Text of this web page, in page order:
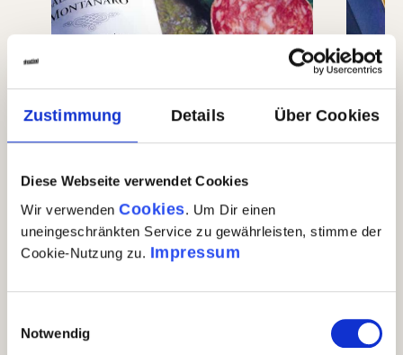
Zustimmung Details Über Cookies
Diese Webseite verwendet Cookies
Wir verwenden Cookies. Um Dir einen
uneingeschränkten Service zu gewährleisten, stimme der
Cookie-Nutzung zu. Impressum
NotwendigDurchschnittliche Bewertung von 4.5 von 5
Falorni Salami vom
Bergschwein-Schinken
15,90 €
IGP